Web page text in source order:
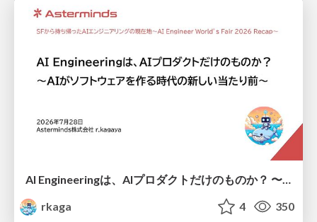
AI Engineeringは、AIプロダクトだけのものか？ 〜AIがソフトウェアを作る時代の新しい当たり前〜 / No AI in your product. AI Engineering in your development.
rkaga
4 350